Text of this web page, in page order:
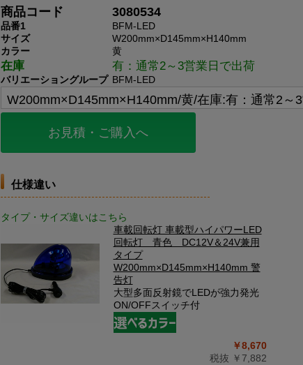
商品コード 3080534
品番1
BFM-LED
サイズ
W200mm×D145mm×H140mm
カラー
黄
在庫 有：通常2～3営業日で出荷
バリエーショングループ BFM-LED
お見積・ご購入へ
仕様違い
タイプ・サイズ違いはこちら
車載回転灯 車載型ハイパワーLED
回転灯 青色 DC12V＆24V兼用
タイプ
W200mm×D145mm×H140mm 警
告灯
大型多面反射鏡でLEDが強力発光
ON/OFFスイッチ付
￥8,670
税抜 ￥7,882